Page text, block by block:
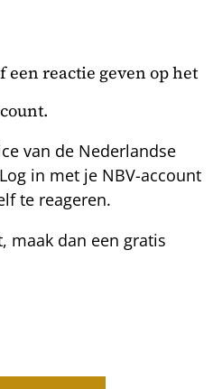
een reactie geven op het
van de Nederlandse
in met je NBV-account
te reageren.
maak dan een gratis